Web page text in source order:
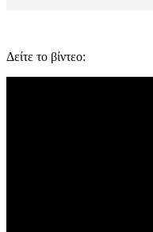
Δείτε το βίντεο: